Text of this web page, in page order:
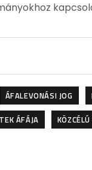
ÁFALEVONÁSI JOG
ÁFÁJA